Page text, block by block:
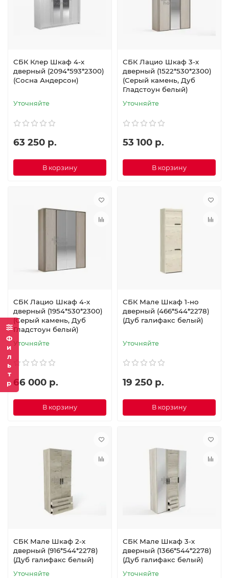
Фильтр
СБК Клер Шкаф 4-х
дверный (2094*593*2300)
(Сосна Андерсон)
Уточняйте
63 250 р.
В корзину
СБК Лацио Шкаф 3-х
дверный (1522*530*2300)
(Серый камень, Дуб
Гладстоун белый)
Уточняйте
53 100 р.
В корзину
СБК Лацио Шкаф 4-х
дверный (1954*530*2300)
(Серый камень, Дуб
Гладстоун белый)
Уточняйте
66 000 р.
В корзину
СБК Мале Шкаф 1-но
дверный (466*544*2278)
(Дуб галифакс белый)
Уточняйте
19 250 р.
В корзину
СБК Мале Шкаф 2-х
дверный (916*544*2278)
(Дуб галифакс белый)
Уточняйте
СБК Мале Шкаф 3-х
дверный (1366*544*2278)
(Дуб галифакс белый)
Уточняйте